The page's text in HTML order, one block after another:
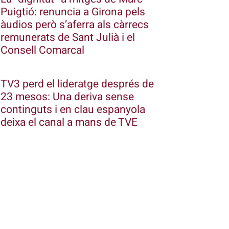
Puigtió: renuncia a Girona pels
àudios però s’aferra als càrrecs
remunerats de Sant Julià i el
Consell Comarcal
TV3 perd el lideratge després de
23 mesos: Una deriva sense
continguts i en clau espanyola
deixa el canal a mans de TVE